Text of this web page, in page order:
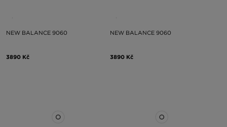
NEW BALANCE 9060
3890 Kč
NEW BALANCE 9060
3890 Kč